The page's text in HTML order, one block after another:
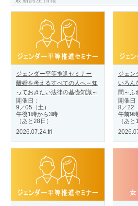
ジェンダー平等推進セミナー
離婚を考えるすべての人へ～知
っておきたい法律の基礎知識～
開催日：
9／05（土）
午後1時から3時
（あと28日）
2026.07.24.fri
ジェン
いろん
間～ふ
開催日
8／22
午前9
（あと